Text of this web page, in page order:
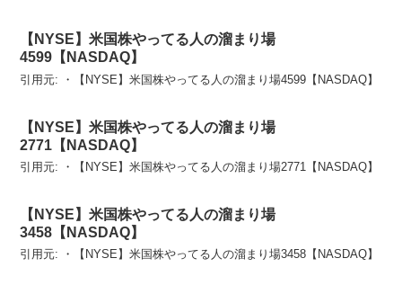
【NYSE】米国株やってる人の溜まり場
4599【NASDAQ】
引用元: ・【NYSE】米国株やってる人の溜まり場4599【NASDAQ】
【NYSE】米国株やってる人の溜まり場
2771【NASDAQ】
引用元: ・【NYSE】米国株やってる人の溜まり場2771【NASDAQ】
【NYSE】米国株やってる人の溜まり場
3458【NASDAQ】
引用元: ・【NYSE】米国株やってる人の溜まり場3458【NASDAQ】